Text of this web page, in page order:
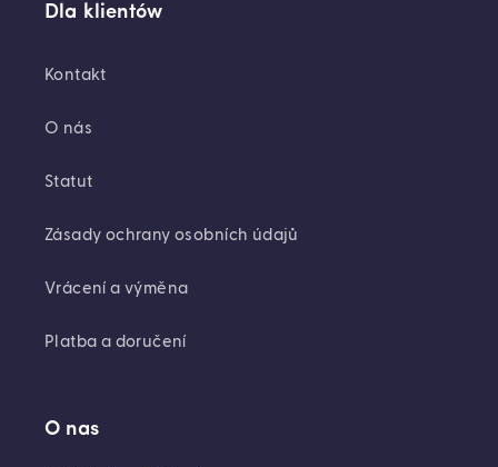
Dla klientów
Kontakt
O nás
Statut
Zásady ochrany osobních údajů
Vrácení a výměna
Platba a doručení
O nas